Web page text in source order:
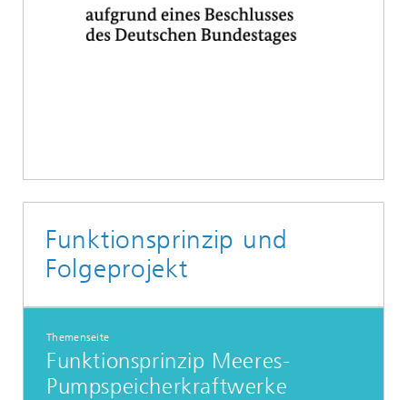
Funktionsprinzip und
Folgeprojekt
Themenseite
Funktionsprinzip Meeres-
Pumpspeicherkraftwerke